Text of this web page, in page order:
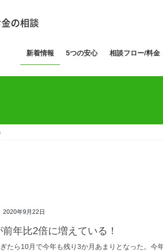
新着情報 5つの安心 相談フロー/料金
2020年9月22日
前年比2倍に増えている！
たら10月で今年も残り3か月あまりとなった。今